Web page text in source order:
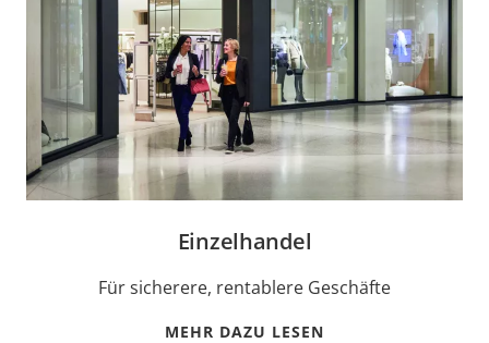
Einzelhandel
Für sicherere, rentablere Geschäfte
MEHR DAZU LESEN